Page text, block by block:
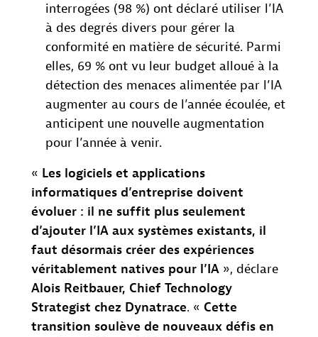
interrogées (98 %) ont déclaré utiliser l’IA
à des degrés divers pour gérer la
conformité en matière de sécurité. Parmi
elles, 69 % ont vu leur budget alloué à la
détection des menaces alimentée par l’IA
augmenter au cours de l’année écoulée, et
anticipent une nouvelle augmentation
pour l’année à venir.
« Les logiciels et applications
informatiques d’entreprise doivent
évoluer : il ne suffit plus seulement
d’ajouter l’IA aux systèmes existants, il
faut désormais créer des expériences
véritablement natives pour l’IA », déclare
Alois Reitbauer, Chief Technology
Strategist chez Dynatrace. « Cette
transition soulève de nouveaux défis en